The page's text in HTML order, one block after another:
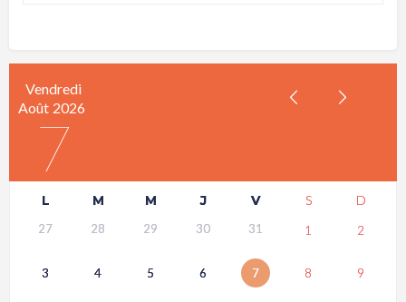
Vendredi
Août 2026
7
L M M J V S D
27 28 29 30 31 1 2
3 4 5 6 7 8 9